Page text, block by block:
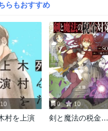
らもおすすめ
10
村を上演
0 10
剣と魔法の税金対